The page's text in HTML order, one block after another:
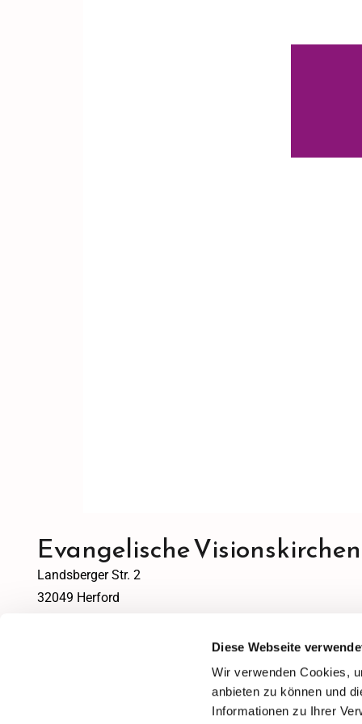
Diese Webseite
Wir verwenden Cookies,
anbieten zu können und
Informationen zu Ihrer
Evangelische
Landsberger Str. 2
32049 Herford
Bitte akzeptieren Sie Marketing-Cookies, um diesen
Accept cookies